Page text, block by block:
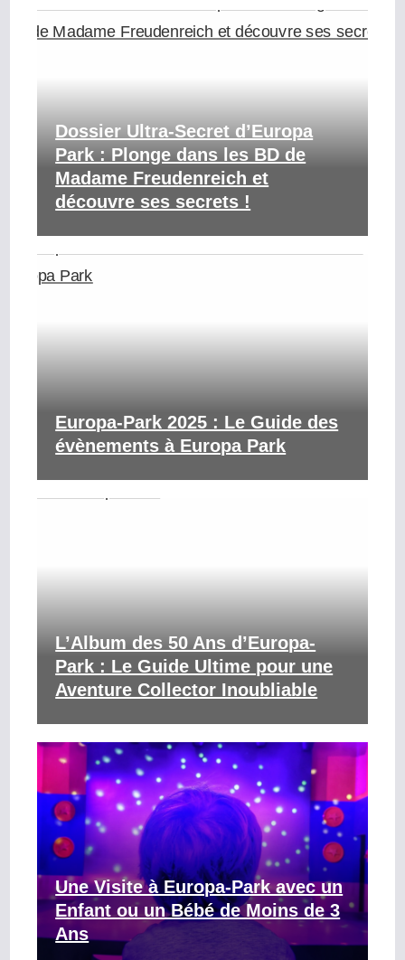
Dossier Ultra-Secret d’Europa
Park : Plonge dans les BD de
Madame Freudenreich et
découvre ses secrets !
Europa-Park 2025 : Le Guide des
évènements à Europa Park
L’Album des 50 Ans d’Europa-
Park : Le Guide Ultime pour une
Aventure Collector Inoubliable
Une Visite à Europa-Park avec un
Enfant ou un Bébé de Moins de 3
Ans